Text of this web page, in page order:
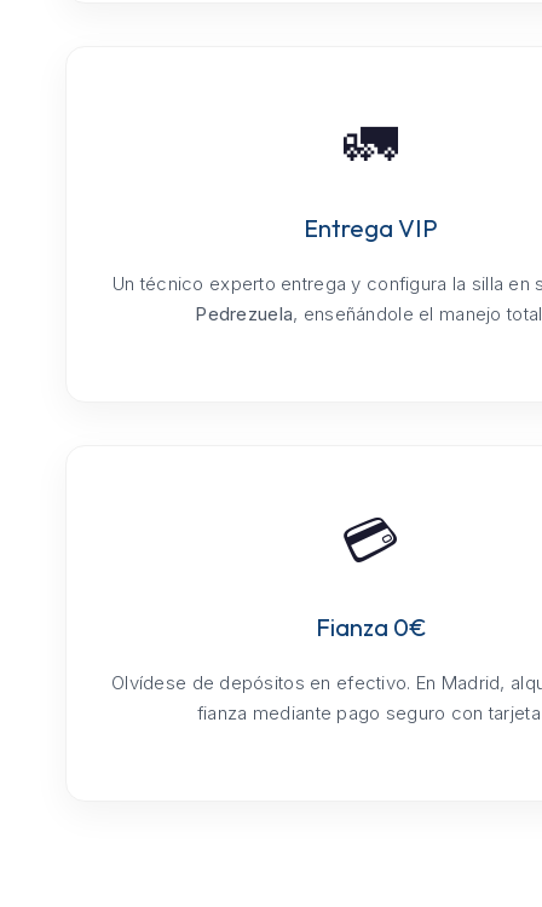
🚛
Entrega VIP
Un técnico experto entrega y configura la silla en
Pedrezuela, enseñándole el manejo
💳
Fianza 0€
Olvídese de depósitos en efectivo. En Madrid,
fianza mediante pago seguro con